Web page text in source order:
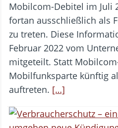
Mobilcom-Debitel im Juli
fortan ausschließlich als
zu treten. Diese
Februar 2022 vom
mitgeteilt. Statt
Mobilfunksparte künftig
auftreten. […]